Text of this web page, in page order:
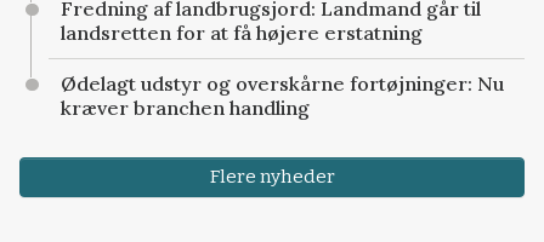
Fredning af landbrugsjord: Landmand går til
landsretten for at få højere erstatning
Ødelagt udstyr og overskårne fortøjninger: Nu
kræver branchen handling
Flere nyheder